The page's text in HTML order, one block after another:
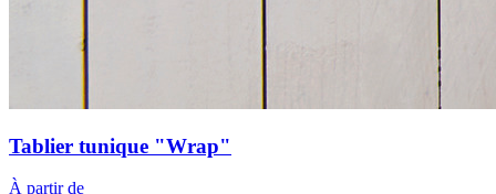
Tablier tunique "Wrap"
À partir de